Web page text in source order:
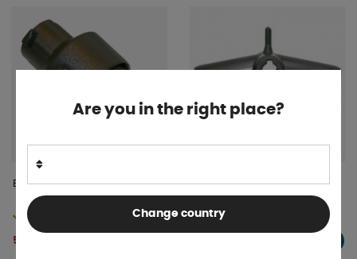
Bajonettkoppl. Fiberm. 26mm
56 kr
Isabella Nylon Mittkryss 10-18
Finns i lager
Are you in the right place?
Change country